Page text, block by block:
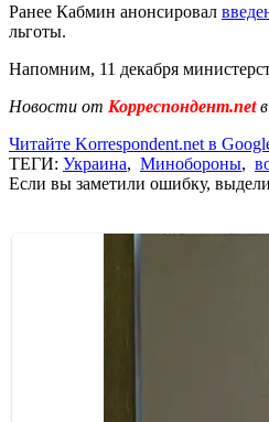
Ранее Кабмин анонсировал
льготы.
Напомним, 11 декабря
Новости от Корреспондент.net
Читайте Korrespondent.net в
ТЕГИ: Украина, Минобороны,
Если вы заметили ошибку,